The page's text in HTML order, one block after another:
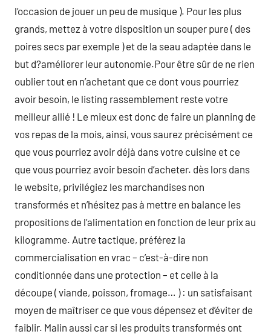
l’occasion de jouer un peu de musique ). Pour les plus
grands, mettez à votre disposition un souper pure ( des
poires secs par exemple ) et de la seau adaptée dans le
but d?améliorer leur autonomie.Pour être sûr de ne rien
oublier tout en n’achetant que ce dont vous pourriez
avoir besoin, le listing rassemblement reste votre
meilleur allié ! Le mieux est donc de faire un planning de
vos repas de la mois, ainsi, vous saurez précisément ce
que vous pourriez avoir déjà dans votre cuisine et ce
que vous pourriez avoir besoin d’acheter. dès lors dans
le website, privilégiez les marchandises non
transformés et n’hésitez pas à mettre en balance les
propositions de l’alimentation en fonction de leur prix au
kilogramme. Autre tactique, préférez la
commercialisation en vrac – c’est-à-dire non
conditionnée dans une protection – et celle à la
découpe ( viande, poisson, fromage… ) : un satisfaisant
moyen de maîtriser ce que vous dépensez et d’éviter de
faiblir. Malin aussi car si les produits transformés ont